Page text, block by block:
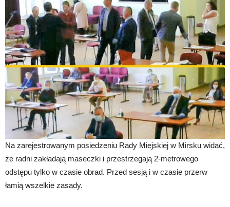
Na zarejestrowanym posiedzeniu Rady Miejskiej w Mirsku widać,
że radni zakładają maseczki i przestrzegają 2-metrowego
odstępu tylko w czasie obrad. Przed sesją i w czasie przerw
łamią wszelkie zasady.